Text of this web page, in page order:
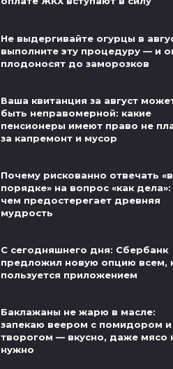
Не выдергивайте огурцы в
выполните эту процедуру — и
плодоносят до заморозков
Ваша квитанция за август
быть неправомерной: какие
пенсионеры имеют право не
за капремонт и мусор
Почему рискованно отвечать
порядке» на вопрос «как
чем предостерегает древняя
мудрость
С сегодняшнего дня: Сбербанк
предложил новую опцию всем,
пользуется приложением
Баклажаны не жарю в масле:
запекаю веером с помидором и
творогом — вкусно, даже мясо
нужно